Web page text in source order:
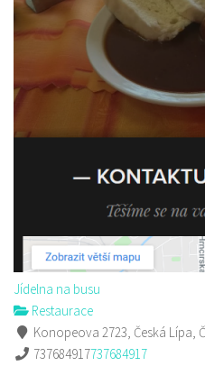
Jídelna na busu
Restaurace
Konopeova 2723, Česká Lípa,
737684917737684917